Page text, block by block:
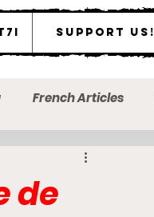
Support Us!
French Articles
de